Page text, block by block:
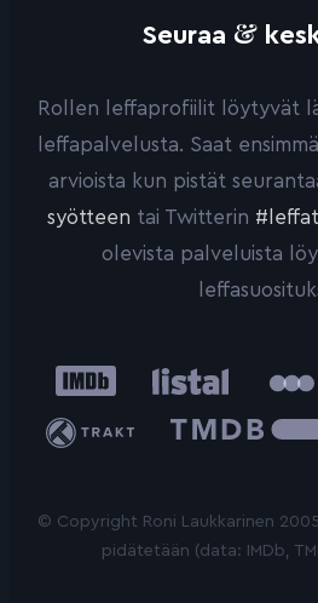
Seuraa &
Rollen leffaprofiilit löytyvät
leffapalvelusta. Saat
arvioista kun pistät
syötteen tai Twitterin #leffat
olevista palveluista
IMDb Listal
Trakt
Database
© Copyright Roni Laukkarinen
pidätetään (data: IMDb,